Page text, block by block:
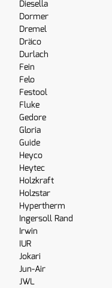
Diesella
Dormer
Dremel
Dräco
Durlach
Fein
Felo
Festool
Fluke
Gedore
Gloria
Guide
Heyco
Heytec
Holzkraft
Holzstar
Hypertherm
Ingersoll Rand
Irwin
IUR
Jokari
Jun-Air
JWL